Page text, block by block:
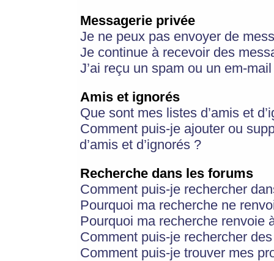
Messagerie privée
Je ne peux pas envoyer de
Je continue à recevoir des
J’ai reçu un spam ou un em-
Amis et ignorés
Que sont mes listes d’amis et
Comment puis-je ajouter ou
d’amis et d’ignorés ?
Recherche dans les forums
Comment puis-je rechercher
Pourquoi ma recherche ne
Pourquoi ma recherche renvoie
Comment puis-je rechercher
Comment puis-je trouver mes